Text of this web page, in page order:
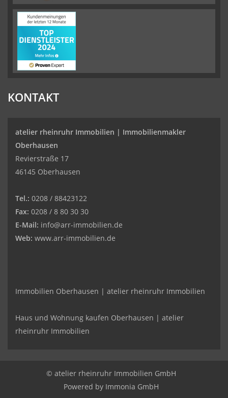
KONTAKT
atelier rheinruhr Immobilien | Immobilienmakler
Oberhausen
Revierstraße 17
46145 Oberhausen
Tel.: 0208 / 88423122
Fax: 0208 / 8 80 30 30
E-Mail: info@arr-immobilien.de
Web: www.arr-immobilien.de
Immobilien Oberhausen | atelier rheinruhr Immobilien
Haus und Wohnung kaufen Oberhausen | atelier
rheinruhr Immobilien
© atelier rheinruhr Immobilien GmbH
Powered by Immonia GmbH